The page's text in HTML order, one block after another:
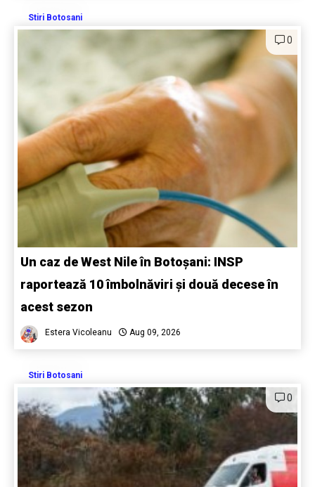
Stiri Botosani
0
Un caz de West Nile în Botoșani: INSP
raportează 10 îmbolnăviri și două decese în
acest sezon
Estera Vicoleanu Aug 09, 2026
Stiri Botosani
0